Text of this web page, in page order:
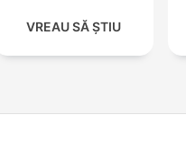
VREAU SĂ ȘTIU